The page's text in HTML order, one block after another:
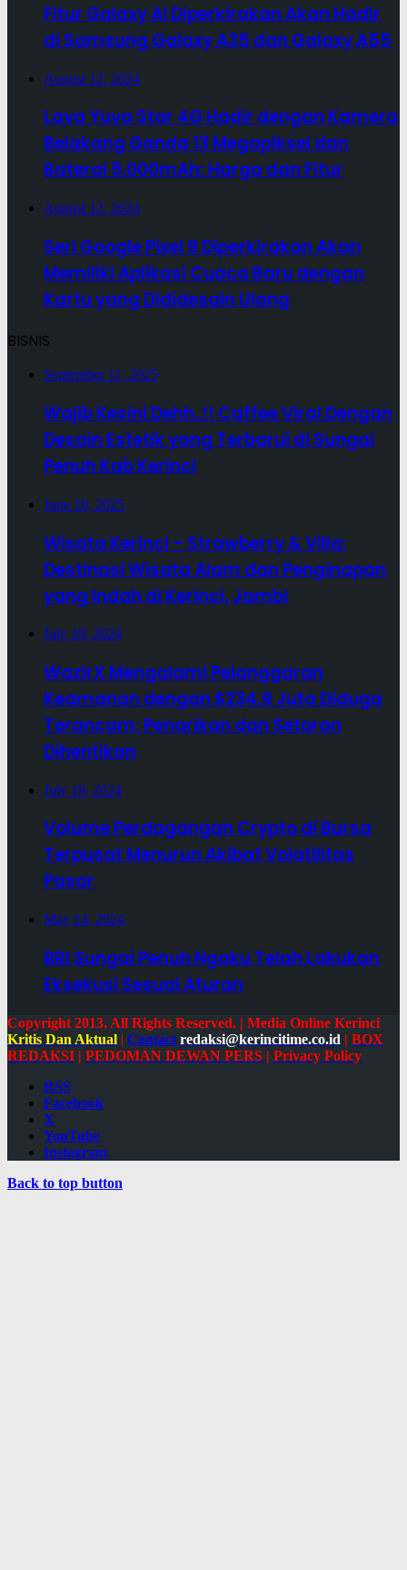
Fitur Galaxy AI Diperkirakan Akan Hadir
di Samsung Galaxy A35 dan Galaxy A55
August 12, 2024
Lava Yuva Star 4G Hadir dengan Kamera
Belakang Ganda 13 Megapiksel dan
Baterai 5.000mAh: Harga dan Fitur
August 12, 2024
Seri Google Pixel 9 Diperkirakan Akan
Memiliki Aplikasi Cuaca Baru dengan
Kartu yang Dididesain Ulang
BISNIS
September 11, 2025
Wajib Kesini Dehh..!! Caffee Viral Dengan
Desain Estetik yang Terbarui di Sungai
Penuh Kab Kerinci
June 10, 2025
Wisata Kerinci – Strawberry & Villa:
Destinasi Wisata Alam dan Penginapan
yang Indah di Kerinci, Jambi
July 19, 2024
WazirX Mengalami Pelanggaran
Keamanan dengan $234,9 Juta Diduga
Terancam; Penarikan dan Setoran
Dihentikan
July 19, 2024
Volume Perdagangan Crypto di Bursa
Terpusat Menurun Akibat Volatilitas
Pasar
May 14, 2024
BRI Sungai Penuh Ngaku Telah Lakukan
Eksekusi Sesuai Aturan
Copyright 2013, All Rights Reserved. | Media Online Kerinci
Kritis Dan Aktual | Contact redaksi@kerincitime.co.id | BOX
REDAKSI | PEDOMAN DEWAN PERS | Privacy Policy
RSS
Facebook
X
YouTube
Instagram
Back to top button